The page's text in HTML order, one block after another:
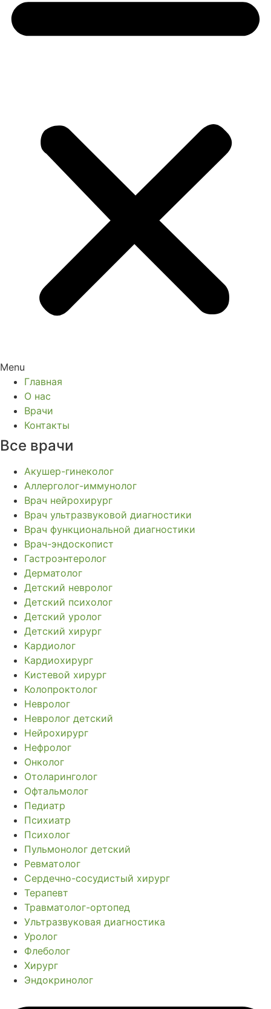
Menu
Главная
О нас
Врачи
Контакты
Все врачи
Акушер-гинеколог
Аллерголог-иммунолог
Врач нейрохирург
Врач ультразвуковой диагностики
Врач функциональной диагностики
Врач-эндоскопист
Гастроэнтеролог
Дерматолог
Детский невролог
Детский психолог
Детский уролог
Детский хирург
Кардиолог
Кардиохирург
Кистевой хирург
Колопроктолог
Невролог
Невролог детский
Нейрохирург
Нефролог
Онколог
Отоларинголог
Офтальмолог
Педиатр
Психиатр
Психолог
Пульмонолог детский
Ревматолог
Сердечно-сосудистый хирург
Терапевт
Травматолог-ортопед
Ультразвуковая диагностика
Уролог
Флеболог
Хирург
Эндокринолог